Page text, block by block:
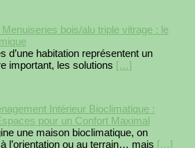
bois/alu triple vitrage : le
d’une habitation représentent un
important, les solutions […]
Intérieur Bioclimatique :
pour un Confort Maximal
une maison bioclimatique, on
l’orientation ou au terrain… mais […]